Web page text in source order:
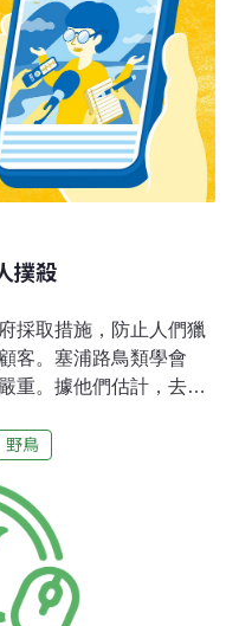
一大跳，已經派員前往
行為。
撲殺
採取措施，防止人們獵
客。塞浦路鳥類學會
重。據他們估計，去年
的一年。報告說，塞浦
鳥，導致很多保育類野
籲政府，立即通過鳥類
野鳥